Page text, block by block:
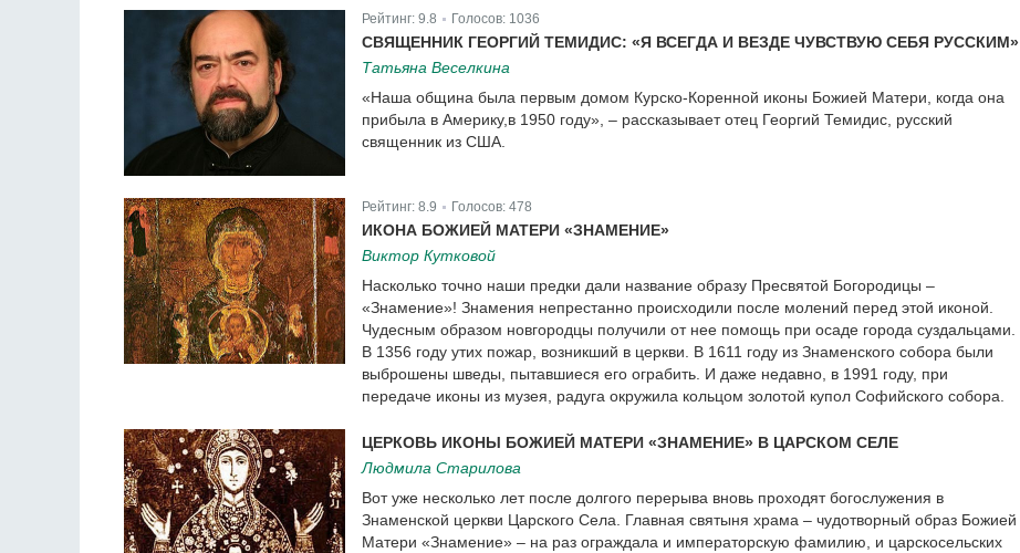
Рейтинг: 9.8 Голосов: 1036
СВЯЩЕННИК ГЕОРГИЙ ТЕМИДИС: «Я ВСЕГДА И ВЕЗДЕ ЧУВСТВУЮ СЕБЯ РУССКИМ»
Татьяна Веселкина
«Наша община была первым домом Курско-Коренной иконы Божией Матери, когда она
прибыла в Америку,в 1950 году», – рассказывает отец Георгий Темидис, русский
священник из США.
Рейтинг: 8.9 Голосов: 478
ИКОНА БОЖИЕЙ МАТЕРИ «ЗНАМЕНИЕ»
Виктор Кутковой
Насколько точно наши предки дали название образу Пресвятой Богородицы –
«Знамение»! Знамения непрестанно происходили после молений перед этой иконой.
Чудесным образом новгородцы получили от нее помощь при осаде города суздальцами.
В 1356 году утих пожар, возникший в церкви. В 1611 году из Знаменского собора были
выброшены шведы, пытавшиеся его ограбить. И даже недавно, в 1991 году, при
передаче иконы из музея, радуга окружила кольцом золотой купол Софийского собора.
ЦЕРКОВЬ ИКОНЫ БОЖИЕЙ МАТЕРИ «ЗНАМЕНИЕ» В ЦАРСКОМ СЕЛЕ
Людмила Старилова
Вот уже несколько лет после долгого перерыва вновь проходят богослужения в
Знаменской церкви Царского Села. Главная святыня храма – чудотворный образ Божией
Матери «Знамение» – на раз ограждала и императорскую фамилию, и царскосельских